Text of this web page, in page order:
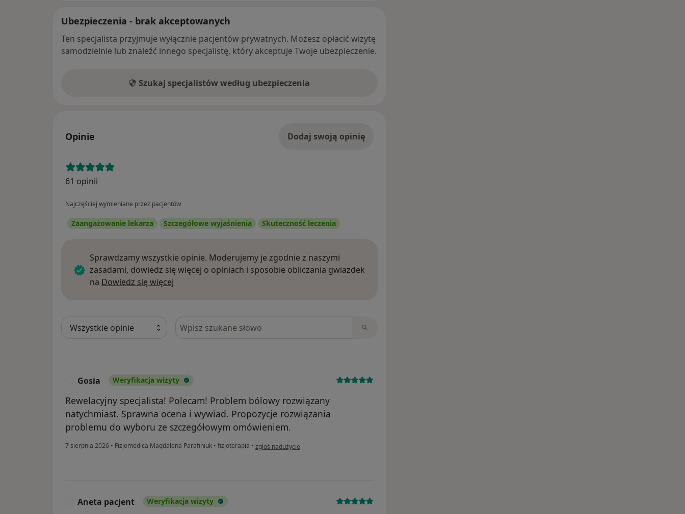
Ubezpieczenia - brak akceptowanych
Ten specjalista przyjmuje wyłącznie pacjentów prywatnych. Możesz opłacić wizytę
samodzielnie lub znaleźć innego specjalistę, który akceptuje Twoje ubezpieczenie.
Szukaj specjalistów według ubezpieczenia
Opinie Dodaj swoją opinię
61 opinii
Najczęściej wymieniane przez pacjentów
Zaangażowanie lekarza Szczegółowe wyjaśnienia Skuteczność leczenia
Sprawdzamy wszystkie opinie. Moderujemy je zgodnie z naszymi
zasadami, dowiedz się więcej o opiniach i sposobie obliczania gwiazdek
na Dowiedz się więcej
Szukaj w opiniach
Gosia Weryfikacja wizyty
Rewelacyjny specjalista! Polecam! Problem bólowy rozwiązany
natychmiast. Sprawna ocena i wywiad. Propozycje rozwiązania
problemu do wyboru ze szczegółowym omówieniem.
7 sierpnia 2026 • Fizjomedica Magdalena Parafiniuk • fizjoterapia • w opinii użytkownika Gosia
zgłoś nadużycie
Aneta pacjent Weryfikacja wizyty